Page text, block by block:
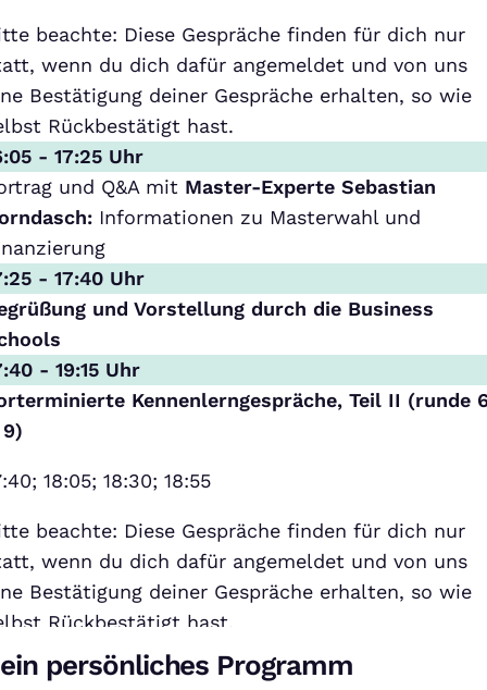
beachte: Diese Gespräche finden für dich nur
wenn du dich dafür angemeldet und von uns
Bestätigung deiner Gespräche erhalten, so wie
Rückbestätigt hast.
- 17:25 Uhr
und Q&A mit Master-Experte Sebastian
Informationen zu Masterwahl und
- 17:40 Uhr
und Vorstellung durch die Business
- 19:15 Uhr
Kennenlerngespräche, Teil II (runde
18:05; 18:30; 18:55
beachte: Diese Gespräche finden für dich nur
wenn du dich dafür angemeldet und von uns
Bestätigung deiner Gespräche erhalten, so wie
Rückbestätigt hast.
persönliches Programm